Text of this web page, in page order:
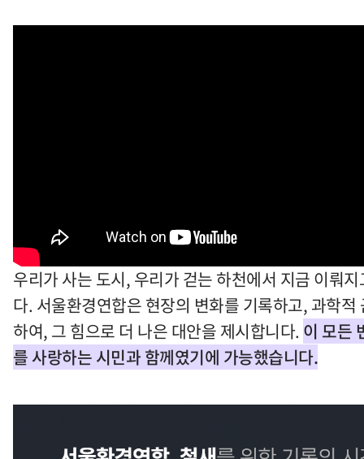
우리가 사는 도시, 우리가 걷는 하천에서 지금 이뤄
다. 서울환경연합은 현장의 변화를 기록하고, 과학적
하여, 그 힘으로 더 나은 대안을 제시합니다. 이 모든
를 사랑하는 시민과 함께였기에 가능했습니다.